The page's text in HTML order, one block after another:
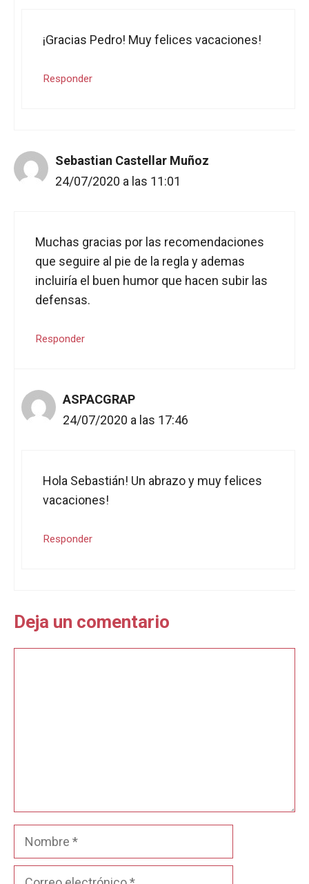
¡Gracias Pedro! Muy felices vacaciones!
Responder
Sebastian Castellar Muñoz
24/07/2020 a las 11:01
Muchas gracias por las recomendaciones
que seguire al pie de la regla y ademas
incluiría el buen humor que hacen subir las
defensas.
Responder
ASPACGRAP
24/07/2020 a las 17:46
Hola Sebastián! Un abrazo y muy felices
vacaciones!
Responder
Deja un comentario
Nombre